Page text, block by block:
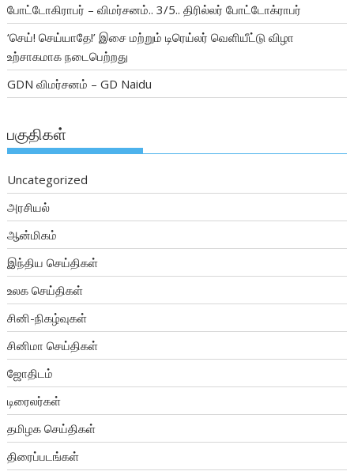
போட்டோகிராபர் – விமர்சனம்.. 3/5.. திரில்லர் போட்டோக்ராபர்
‘செய்! செய்யாதே!’ இசை மற்றும் டிரெய்லர் வெளியீட்டு விழா
உற்சாகமாக நடைபெற்றது
GDN விமர்சனம் – GD Naidu
பகுதிகள்
Uncategorized
அரசியல்
ஆன்மிகம்
இந்திய செய்திகள்
உலக செய்திகள்
சினி-நிகழ்வுகள்
சினிமா செய்திகள்
ஜோதிடம்
டிரைலர்கள்
தமிழக செய்திகள்
திரைப்படங்கள்